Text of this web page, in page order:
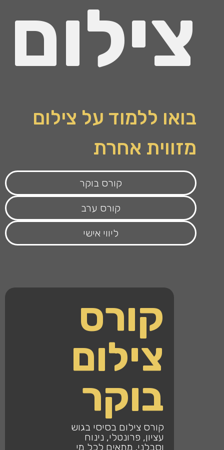
צילום
בואו ללמוד על צילום
מזווית אחרת
קורס בוקר
קורס ערב
ליווי אישי
קורס
צילום
בוקר
קורס צילום בסיסי בגוש
עציון, פרונטלי, נינוח
וסבלני. מתאים לכל מי